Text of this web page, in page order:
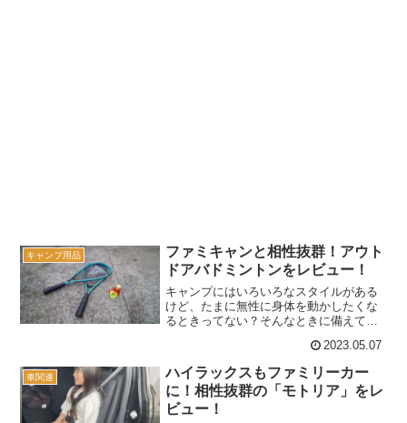
キャンプ用品
ファミキャンと相性抜群！アウト
ドアバドミントンをレビュー！
キャンプにはいろいろなスタイルがある
けど、たまに無性に身体を動かしたくな
るときってない？そんなときに備えてお
ご紹介。(function(b,c,f,g,a,d,e)
{b.MoshimoAffiliateO...
2023.05.07
車関連
ハイラックスもファミリーカー
に！相性抜群の「モトリア」をレ
ビュー！